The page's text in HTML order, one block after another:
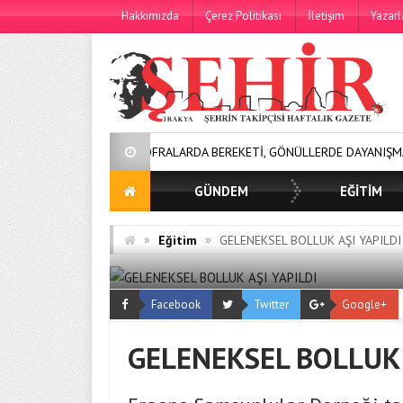
Hakkımızda Çerez Politikası İletişim
SOFRALARDA BEREKETİ, GÖNÜLLERDE DAYANIŞMAYI
GÜNDEM EĞİTİM
» Eğitim » GELENEKSEL BOLLUK AŞI YAPILDI
Facebook Twitter Google+
GELENEKSEL